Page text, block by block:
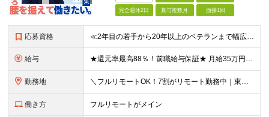
完全週休2日 賞与複数月 面接1回
応募資格 ≪2年目の若手から20年以上のベテランまで幅広く活躍！≫ ■インフラエンジニアとしての実務経験をお持ちの方 ┗サーバ・ネットワークいずれかのみでも可 ┗オンプレミスのみ経験者もOK ┗リーダー経験など
給与 ★還元率最高88％！前職給与保証★ 月給35万円～＋賞与年2回 ★還元率は案件単価の76～88％！ ★入社祝い金10～30万円！住宅・在宅・家族など手当充実！ ◎経験・スキルなどを考慮し、優遇し
勤務地 ＼フルリモートOK！7割がリモート勤務中｜東京・愛知・大阪で積極採用中！／ 東京・神奈川・千葉・埼玉、大阪・京都・兵庫・滋賀、愛知などのプロジェクト先、または在宅勤務 ★転勤なし ★希望するエリアで
働き方 フルリモートがメイン